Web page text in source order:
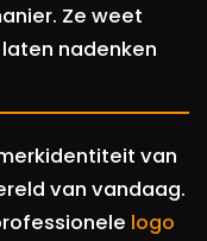
Ze weet
nadenken
van
van vandaag.
logo